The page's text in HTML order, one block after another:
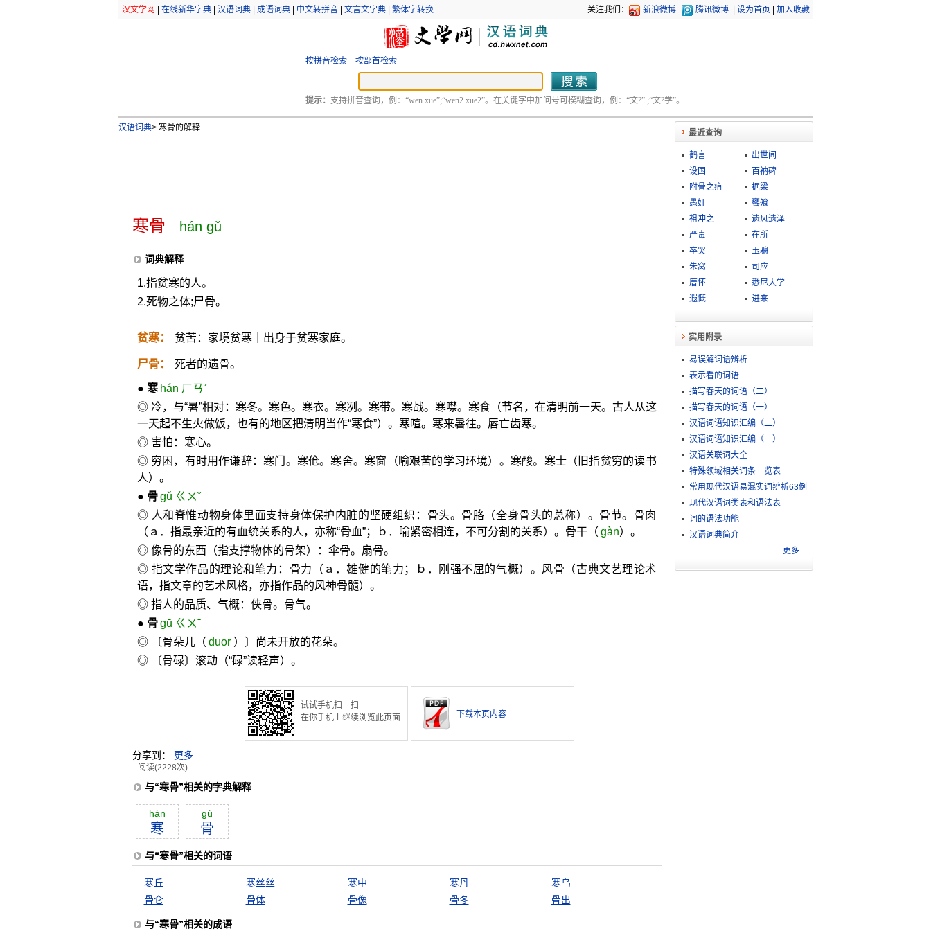
汉文学网 在线新华字典| 汉语词典| 成语词典| 中文转拼音| 文言文字典| 繁体字转换 关注我们： 新浪微博 腾讯微博 设为首页 加入收藏
按拼音检索 按部首检索
提示： 支持拼音查询，例：“wen xue”;“wen2 xue2”。在关键字中加问号可模糊查询，例：“文?” ;“文?学”。
汉语词典>寒骨的解释
寒骨 hán gǔ
词典解释
1.指贫寒的人。
2.死物之体;尸骨。
贫寒： 贫苦：家境贫寒｜出身于贫寒家庭。
尸骨： 死者的遗骨。
● 寒 hán ㄏㄢˊ
◎ 冷，与“暑”相对：寒冬。寒色。寒衣。寒冽。寒带。寒战。寒噤。寒食（节名，在清明前一天。古人从这
一天起不生火做饭，也有的地区把清明当作“寒食”）。寒喧。寒来暑往。唇亡齿寒。
◎ 害怕：寒心。
◎ 穷困，有时用作谦辞：寒门。寒伧。寒舍。寒窗（喻艰苦的学习环境）。寒酸。寒士（旧指贫穷的读书
人）。
● 骨 gǔ ㄍㄨˇ
◎ 人和脊惟动物身体里面支持身体保护内脏的坚硬组织：骨头。骨胳（全身骨头的总称）。骨节。骨肉
（ａ．指最亲近的有血统关系的人，亦称“骨血”；ｂ．喻紧密相连，不可分割的关系）。骨干（ gàn）。
◎ 像骨的东西（指支撑物体的骨架）：伞骨。扇骨。
◎ 指文学作品的理论和笔力：骨力（ａ．雄健的笔力；ｂ．刚强不屈的气概）。风骨（古典文艺理论术
语，指文章的艺术风格，亦指作品的风神骨髓）。
◎ 指人的品质、气概：侠骨。骨气。
● 骨 gū ㄍㄨˉ
◎ 〔骨朵儿（ duor ）〕尚未开放的花朵。
◎ 〔骨碌〕滚动（“碌”读轻声）。
试试手机扫一扫
在你手机上继续浏览此页面
下载本页内容
分享到： 更多
阅读(2228次)
与“寒骨”相关的字典解释
hán
寒
gú
骨
与“寒骨”相关的词语
寒丘 寒丝丝 寒中 寒丹
寒乌
骨仑
骨体 骨像 骨冬 骨出
与“寒骨”相关的成语
最近查询
鹤言
出世间
设国
百衲碑
附骨之疽
据梁
愚奸
饔飧
祖冲之
遗风遗泽
严毒
在所
卒哭
玉骢
朱窝
司应
厝怀
悉尼大学
遐慨
进来
实用附录
易误解词语辨析
表示看的词语
描写春天的词语（二）
描写春天的词语（一）
汉语词语知识汇编（二）
汉语词语知识汇编（一）
汉语关联词大全
特殊领域相关词条一览表
常用现代汉语易混实词辨析63例
现代汉语词类表和语法表
词的语法功能
汉语词典简介
更多...